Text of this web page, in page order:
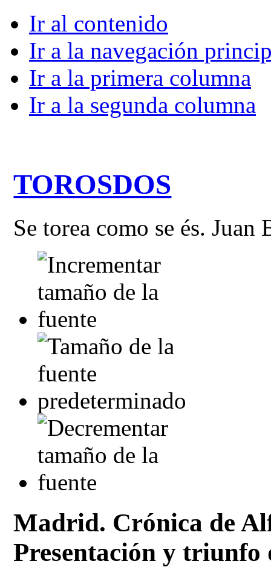
Ir al contenido
Ir a la navegación
Ir a la primera columna
Ir a la segunda columna
TOROSDOS
Se torea como se és. Juan
Madrid. Crónica de
Presentación y triunfo